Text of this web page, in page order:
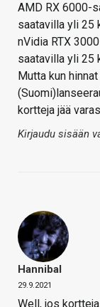
AMD RX 6000-
saatavilla yli 25
nVidia RTX
saatavilla yli 25
Mutta kun
kortteja jää
Kirjaudu sisään
Hannibal
29.9.2021
Well, jos